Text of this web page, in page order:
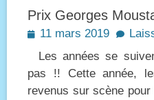
Prix Georges
Posted
11 mars 2019
Les années se
pas !! Cette année,
revenus sur scène